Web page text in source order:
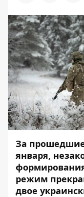
За прошедшие
января,
режим
двое